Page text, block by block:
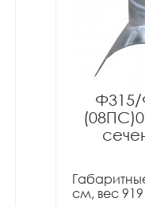
Ф315/
см, вес 919